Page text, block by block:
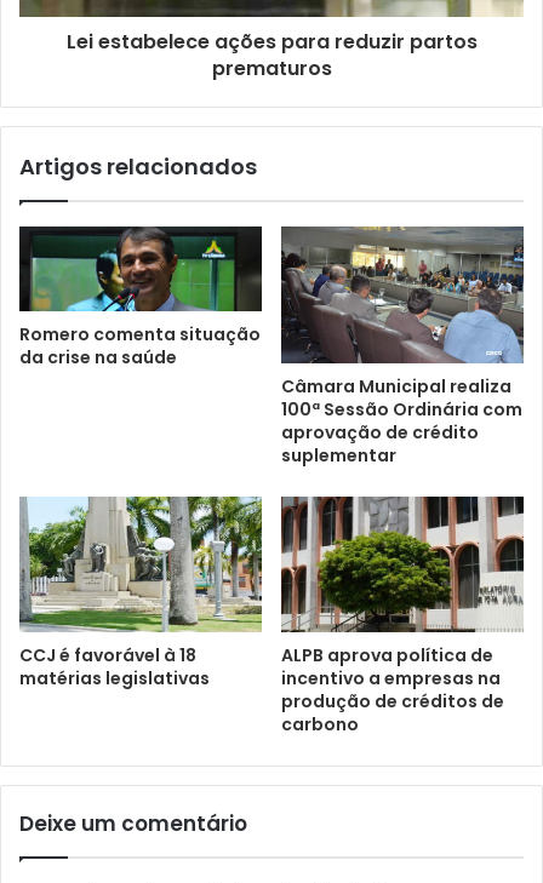
Lei estabelece ações para reduzir partos
prematuros
Artigos relacionados
Romero comenta situação
da crise na saúde
Câmara Municipal realiza
100ª Sessão Ordinária com
aprovação de crédito
suplementar
CCJ é favorável à 18
matérias legislativas
ALPB aprova política de
incentivo a empresas na
produção de créditos de
carbono
Deixe um comentário